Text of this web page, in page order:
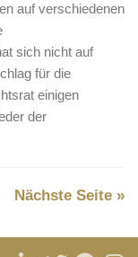
auf verschiedenen
sich nicht auf
für die
einigen
der
Nächste Seite »